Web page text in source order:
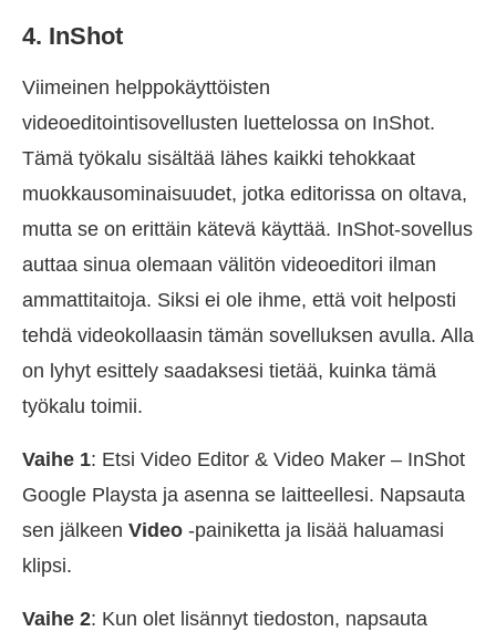
4. InShot
Viimeinen helppokäyttöisten
videoeditointisovellusten luettelossa on InShot.
Tämä työkalu sisältää lähes kaikki tehokkaat
muokkausominaisuudet, jotka editorissa on oltava,
mutta se on erittäin kätevä käyttää. InShot-sovellus
auttaa sinua olemaan välitön videoeditori ilman
ammattitaitoja. Siksi ei ole ihme, että voit helposti
tehdä videokollaasin tämän sovelluksen avulla. Alla
on lyhyt esittely saadaksesi tietää, kuinka tämä
työkalu toimii.
Vaihe 1: Etsi Video Editor & Video Maker – InShot
Google Playsta ja asenna se laitteellesi. Napsauta
sen jälkeen Video -painiketta ja lisää haluamasi
klipsi.
Vaihe 2: Kun olet lisännyt tiedoston, napsauta